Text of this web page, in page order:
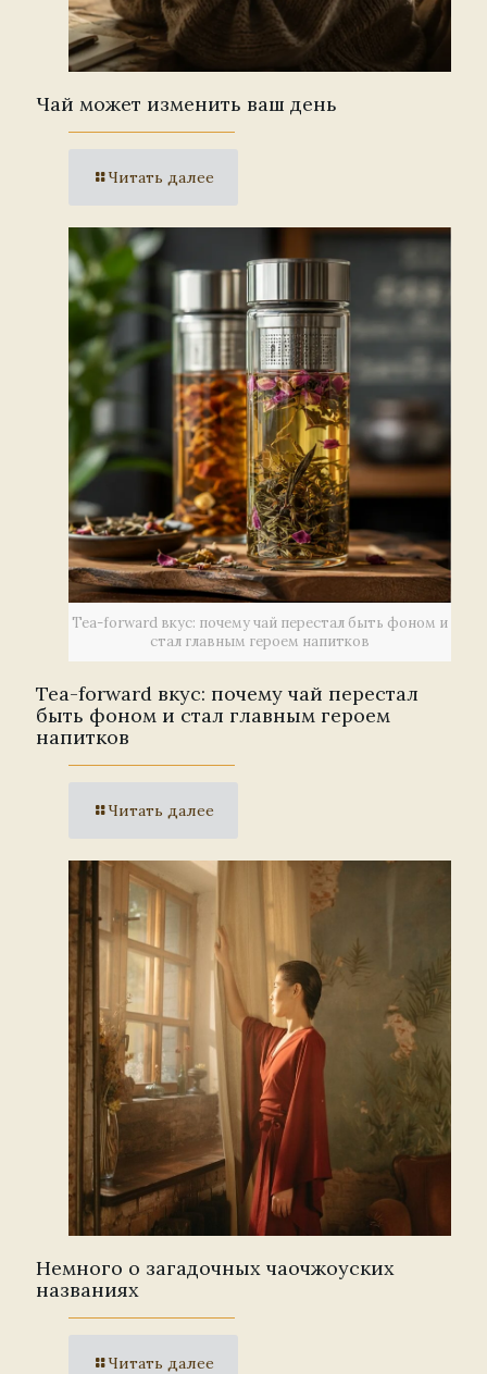
Чай может изменить ваш день
Читать далее
Tea-forward вкус: почему чай перестал быть фоном и
стал главным героем напитков
Tea-forward вкус: почему чай перестал
быть фоном и стал главным героем
напитков
Читать далее
Немного о загадочных чаочжоуских
названиях
Читать далее